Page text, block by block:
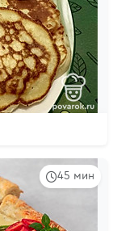
45 мин